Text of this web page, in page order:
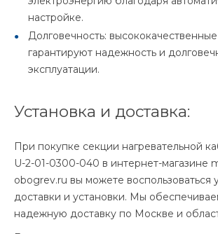
настройке.
Долговечность:
гарантируют надежность и
эксплуатации.
Установка и доставка:
При покупке секции нагревательной
U-2-01-0300-040 в интернет-магазине
obogrev.ru вы можете воспользоваться
доставки и установки. Мы
надежную доставку по Москве и